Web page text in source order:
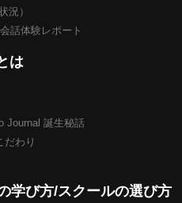
況）
話体験レポート
は
Journal 誕生秘話
だわり
学び方/スクールの選び方